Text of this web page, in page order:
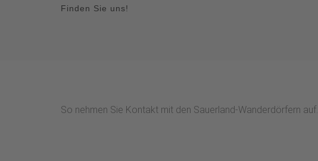
Finden Sie uns!
So nehmen Sie Kontakt mit den Sauerland-Wanderdörfern auf.